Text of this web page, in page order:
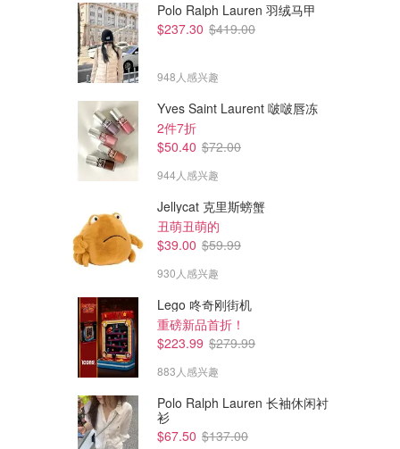
Estee Lauder 保湿精华水
折扣码：DMAU
Fresh Beauty Co.
$47.09
Estee Lauder 完美清洁多效爽
肤水 200ml/6.7oz
折扣码：DMAU
Polo Ralph Lauren 羽绒马甲
$237.30 $419.00
948人感兴趣
Yves Saint Laurent 啵啵唇冻
2件7折
$50.40 $72.00
944人感兴趣
Jellycat 克里斯螃蟹
丑萌丑萌的
$39.00 $59.99
930人感兴趣
Lego 咚奇刚街机
重磅新品首折！
$223.99 $279.99
883人感兴趣
Polo Ralph Lauren 长袖休闲衬
衫
$67.50 $137.00